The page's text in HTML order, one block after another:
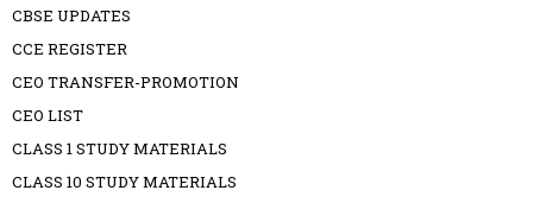
CBSE UPDATES
CCE REGISTER
CEO TRANSFER-PROMOTION
CEO LIST
CLASS 1 STUDY MATERIALS
CLASS 10 STUDY MATERIALS